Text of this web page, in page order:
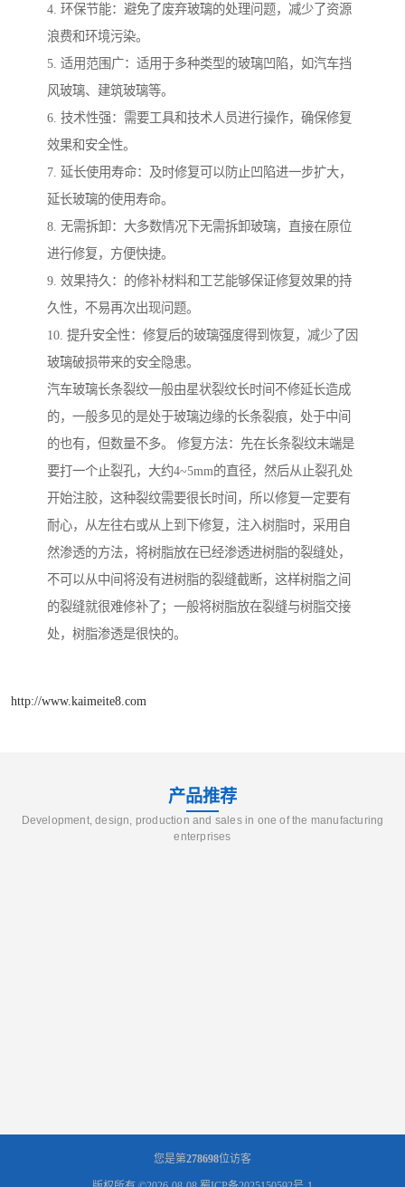
4. 环保节能：避免了废弃玻璃的处理问题，减少了资源
浪费和环境污染。
5. 适用范围广：适用于多种类型的玻璃凹陷，如汽车挡
风玻璃、建筑玻璃等。
6. 技术性强：需要工具和技术人员进行操作，确保修复
效果和安全性。
7. 延长使用寿命：及时修复可以防止凹陷进一步扩大，
延长玻璃的使用寿命。
8. 无需拆卸：大多数情况下无需拆卸玻璃，直接在原位
进行修复，方便快捷。
9. 效果持久：的修补材料和工艺能够保证修复效果的持
久性，不易再次出现问题。
10. 提升安全性：修复后的玻璃强度得到恢复，减少了因
玻璃破损带来的安全隐患。
汽车玻璃长条裂纹一般由星状裂纹长时间不修延长造成
的，一般多见的是处于玻璃边缘的长条裂痕，处于中间
的也有，但数量不多。 修复方法：先在长条裂纹末端是
要打一个止裂孔，大约4~5mm的直径，然后从止裂孔处
开始注胶，这种裂纹需要很长时间，所以修复一定要有
耐心，从左往右或从上到下修复，注入树脂时，采用自
然渗透的方法，将树脂放在已经渗透进树脂的裂缝处，
不可以从中间将没有进树脂的裂缝截断，这样树脂之间
的裂缝就很难修补了；一般将树脂放在裂缝与树脂交接
处，树脂渗透是很快的。
http://www.kaimeite8.com
产品推荐
Development, design, production and sales in one of the manufacturing
enterprises
您是第278698位访客